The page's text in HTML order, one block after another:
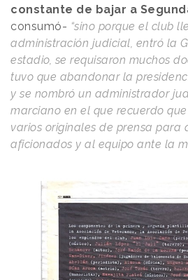
constante de bajar a
consumó- “sino porque el club
administración judicial, entró la
estadio, se requisaron muchos
tuvo que abandonar la
y se nombró un administrador
marciano en el que recuerdo
varios originales de prensa para
aficionados y al equipo ante la